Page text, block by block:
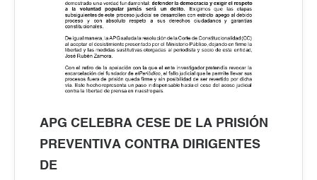
APG CELEBRA CESE DE LA PRISIÓN
PREVENTIVA CONTRA DIRIGENTES
DE